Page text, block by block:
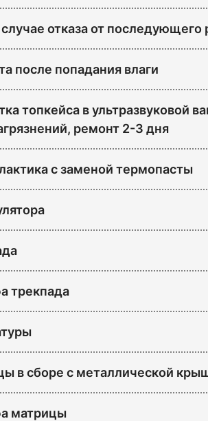
отказа от последующего
после попадания влаги
топкейса в ультразвуковой
ремонт 2-3 дня
с заменой термопасты
трекпада
в сборе с металлической
матрицы